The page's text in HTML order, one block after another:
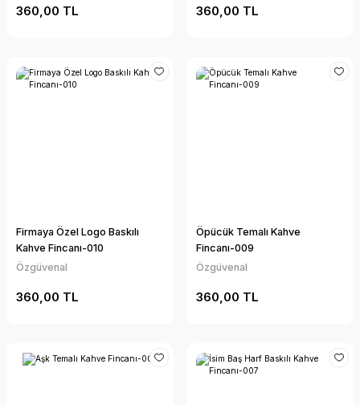
360,00 TL 360,00 TL
Firmaya Özel Logo Baskılı
Kahve Fincanı-010
Özgüvenal
360,00 TL
Öpücük Temalı Kahve
Fincanı-009
Özgüvenal
360,00 TL